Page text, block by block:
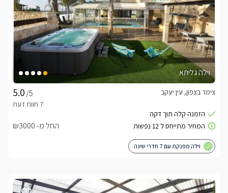
וילה גליתא
/5
צימר בצפון, עין יעקב
החל מ- ₪3000
וילה מפנקת עם 7 חדרי שינה